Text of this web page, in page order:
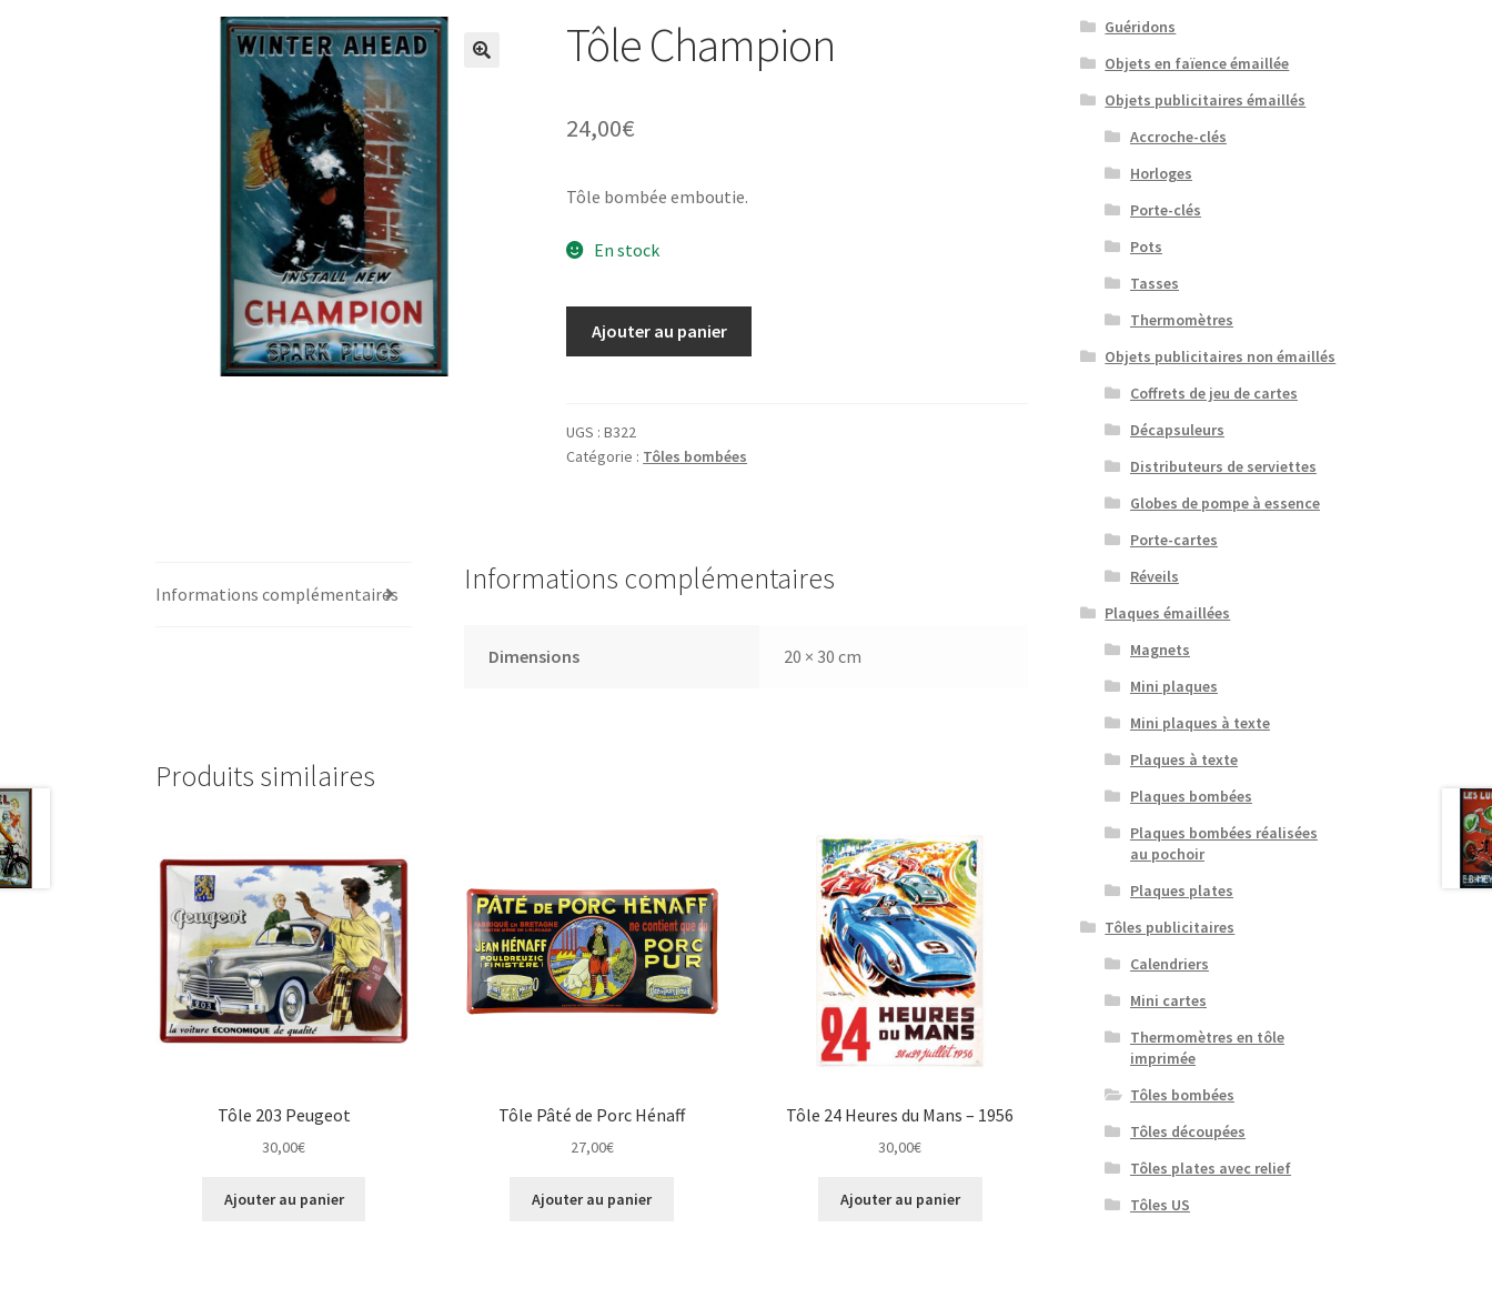
Tôle Champion
24,00€
Tôle bombée emboutie.
En stock
Ajouter au panier
UGS :B322
Catégorie : Tôles bombées
Informations complémentaires Informations complémentaires
Dimensions 20 × 30 cm
Produits similaires
Tôle 203 Peugeot
30,00€
Ajouter au panier
Tôle Pâté de Porc Hénaff
27,00€
Ajouter au panier
Tôle 24 Heures du Mans – 1956
30,00€
Ajouter au panier
Guéridons
Objets en faïence émaillée
Objets publicitaires émaillés
Accroche-clés
Horloges
Porte-clés
Pots
Tasses
Thermomètres
Objets publicitaires non émaillés
Coffrets de jeu de cartes
Décapsuleurs
Distributeurs de serviettes
Globes de pompe à essence
Porte-cartes
Réveils
Plaques émaillées
Magnets
Mini plaques
Mini plaques à texte
Plaques à texte
Plaques bombées
Plaques bombées réalisées
au pochoir
Plaques plates
Tôles publicitaires
Calendriers
Mini cartes
Thermomètres en tôle
imprimée
Tôles bombées
Tôles découpées
Tôles plates avec relief
Tôles US